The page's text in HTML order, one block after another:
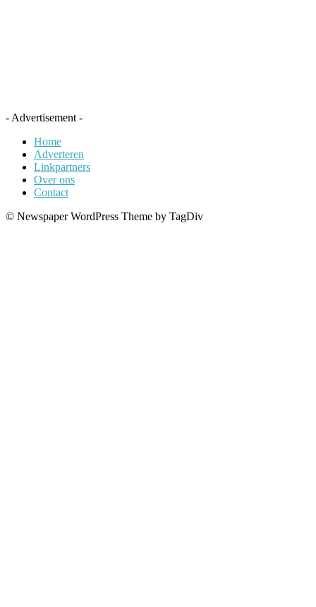
- Advertisement -
Home
Adverteren
Linkpartners
Over ons
Contact
© Newspaper WordPress Theme by TagDiv